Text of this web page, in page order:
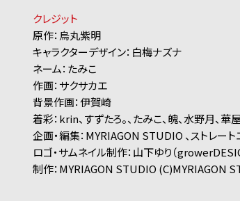
クレジット
原作：烏丸紫明
キャラクターデザイン：白梅ナズナ
ネーム：たみこ
作画：サクサカエ
背景作画：伊賀崎
着彩：krin、すずたろ。、たみこ、魄、水野月、華
企画・編集：MYRIAGON STUDIO 、ストレート
ロゴ・サムネイル制作：山下ゆり（
制作：MYRIAGON STUDIO (C)MYRIAGON